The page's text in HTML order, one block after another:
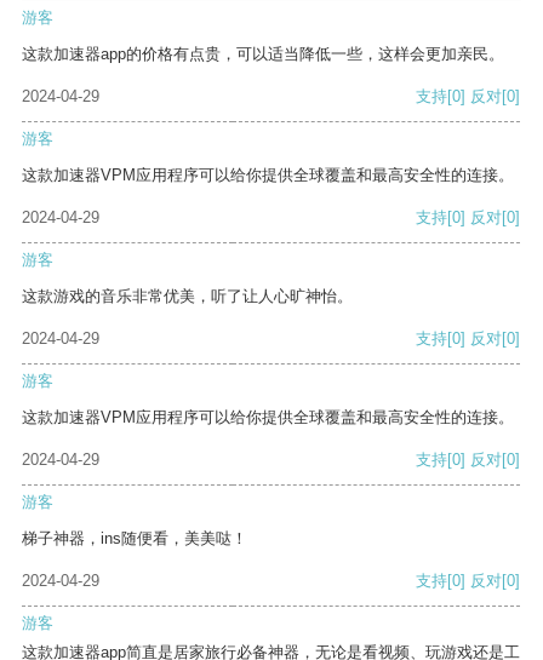
游客
这款加速器app的价格有点贵，可以适当降低一些，这样会更加亲民。
2024-04-29 支持[0] 反对[0]
游客
这款加速器VPM应用程序可以给你提供全球覆盖和最高安全性的连接。
2024-04-29 支持[0] 反对[0]
游客
这款游戏的音乐非常优美，听了让人心旷神怡。
2024-04-29 支持[0] 反对[0]
游客
这款加速器VPM应用程序可以给你提供全球覆盖和最高安全性的连接。
2024-04-29 支持[0] 反对[0]
游客
梯子神器，ins随便看，美美哒！
2024-04-29 支持[0] 反对[0]
游客
这款加速器app简直是居家旅行必备神器，无论是看视频、玩游戏还是工